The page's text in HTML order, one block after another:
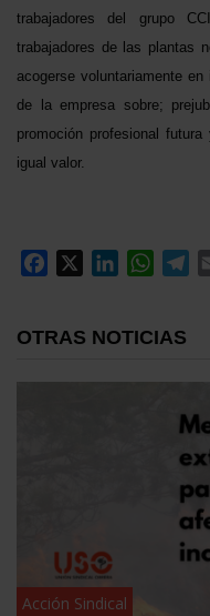
trabajadores del grupo
trabajadores de las plantas
acogerse voluntariamente
de la empresa sobre;
promoción profesional
igual valor.
Facebook LinkedIn
OTRAS NOTICIAS
Acción Sindical